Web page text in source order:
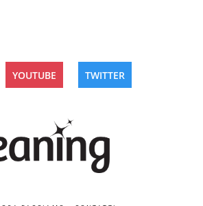
YOUTUBE TWITTER